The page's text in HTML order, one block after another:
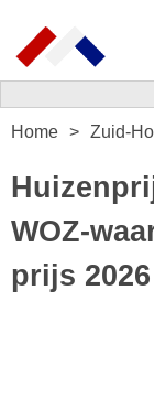
Home Zuid-
WOZ-
prijs 2026